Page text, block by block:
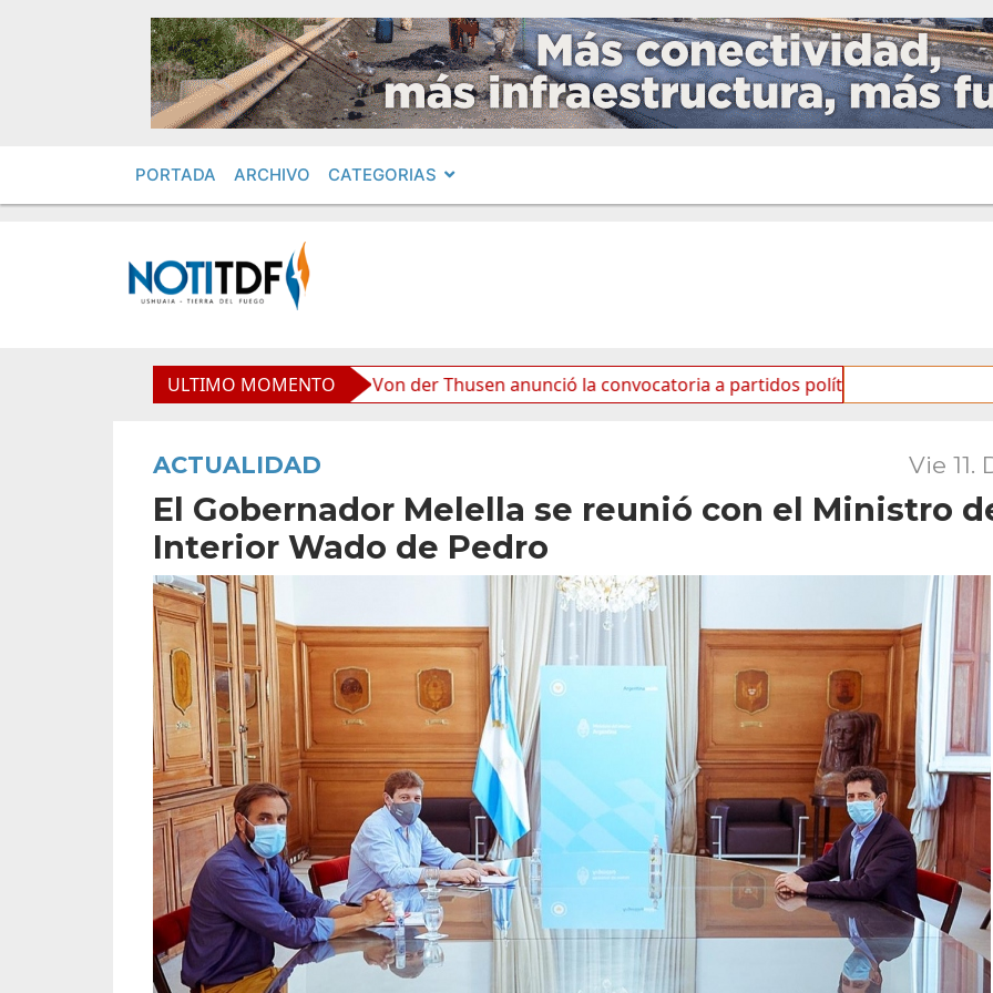
PORTADA ARCHIVO CATEGORIAS
ULTIMO MOMENTO
boliviana”, afirmó Becerra Von der Thusen anunció la convocatoria a partidos políticos por «ficha limpia»
ACTUALIDAD Vie 11.
El Gobernador Melella se reunió con el Ministro
Interior Wado de Pedro